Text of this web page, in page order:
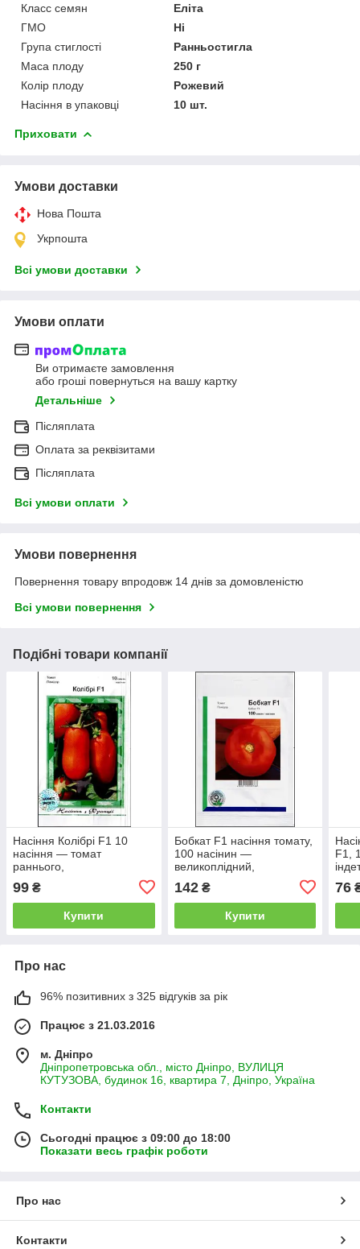
Класс семян
Еліта
ГМО
Ні
Група стиглості
Ранньостигла
Маса плоду
250 г
Колір плоду
Рожевий
Насіння в упаковці
10 шт.
Приховати
Умови доставки
Нова Пошта
Укрпошта
Всі умови доставки
Умови оплати
Ви отримаєте замовлення
або гроші повернуться на вашу картку
Детальніше
Післяплата
Оплата за реквізитами
Післяплата
Всі умови оплати
Умови повернення
Повернення товару впродовж 14 днів за домовленістю
Всі умови повернення
Подібні товари компанії
Насіння Колібрі F1 10
насіння — томат
раннього,
АгроПак
99 ₴
Купити
Бобкат F1 насіння томату,
100 насінин —
великоплідний,
Syngenta
142₴
Купити
F1,
76
Про нас
96% позитивних з 325 відгуків за рік
Працює з 21.03.2016
м. Дніпро
Дніпропетровська обл., місто Дніпро, ВУЛИЦЯ
КУТУЗОВА, будинок 16, квартира 7, Дніпро, Україна
Контакти
Сьогодні працює з 09:00 до 18:00
Показати весь графік роботи
Про нас
Контакти